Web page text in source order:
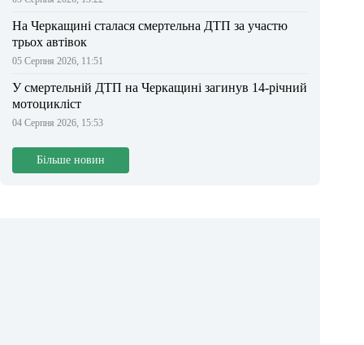
На Черкащині сталася смертельна ДТП за участю
трьох автівок
05 Серпня 2026, 11:51
У смертельній ДТП на Черкащині загинув 14-річний
мотоцикліст
04 Серпня 2026, 15:53
Більше новин